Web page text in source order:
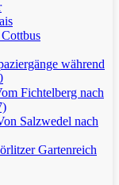
während
Fichtelberg nach
Salzwedel nach
Gartenreich